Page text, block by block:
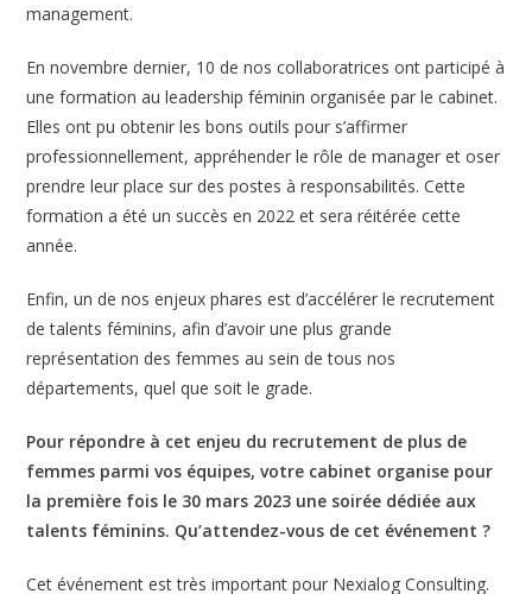
management.
En novembre dernier, 10 de nos collaboratrices ont participé à
une formation au leadership féminin organisée par le cabinet.
Elles ont pu obtenir les bons outils pour s’affirmer
professionnellement, appréhender le rôle de manager et oser
prendre leur place sur des postes à responsabilités. Cette
formation a été un succès en 2022 et sera réitérée cette
année.
Enfin, un de nos enjeux phares est d’accélérer le recrutement
de talents féminins, afin d’avoir une plus grande
représentation des femmes au sein de tous nos
départements, quel que soit le grade.
Pour répondre à cet enjeu du recrutement de plus de
femmes parmi vos équipes, votre cabinet organise pour
la première fois le 30 mars 2023 une soirée dédiée aux
talents féminins. Qu’attendez-vous de cet événement ?
Cet événement est très important pour Nexialog Consulting.